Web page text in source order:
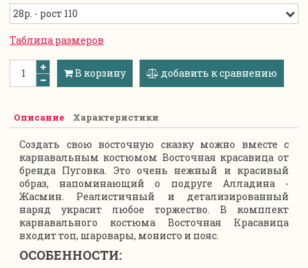
Таблица размеров
В корзину добавить к сравнению
Описание Характеристики
Создать свою восточную сказку можно вместе с
карнавальным костюмом Восточная красавица от
бренда Пуговка. Это очень нежный и красивый
образ, напоминающий о подруге Алладина -
Жасмин. Реалистичный и детализированный
наряд украсит любое торжество. В комплект
карнавального костюма Восточная Красавица
входит топ, шаровары, монисто и пояс.
ОСОБЕННОСТИ: